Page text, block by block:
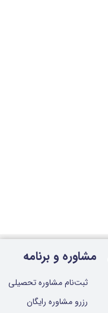
مشاوره و برنامه
ثبت‌نام مشاوره تحصیلی
رزرو مشاوره رایگان